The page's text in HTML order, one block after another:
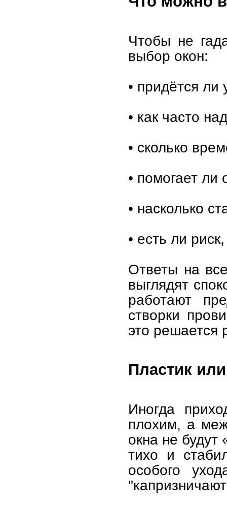
Чтобы не
выбор окон:
• придётся
• как часто
• сколько
• помогает ли
• насколько
• есть ли
Ответы на
выглядят
работают
створки
это решается
Пластик
Иногда
плохим, а
окна не
тихо и
особого